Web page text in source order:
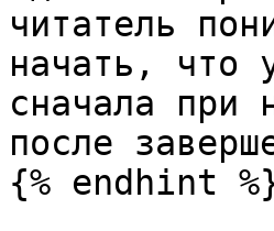
читатель
начать, что
сначала при
после
{% endhint